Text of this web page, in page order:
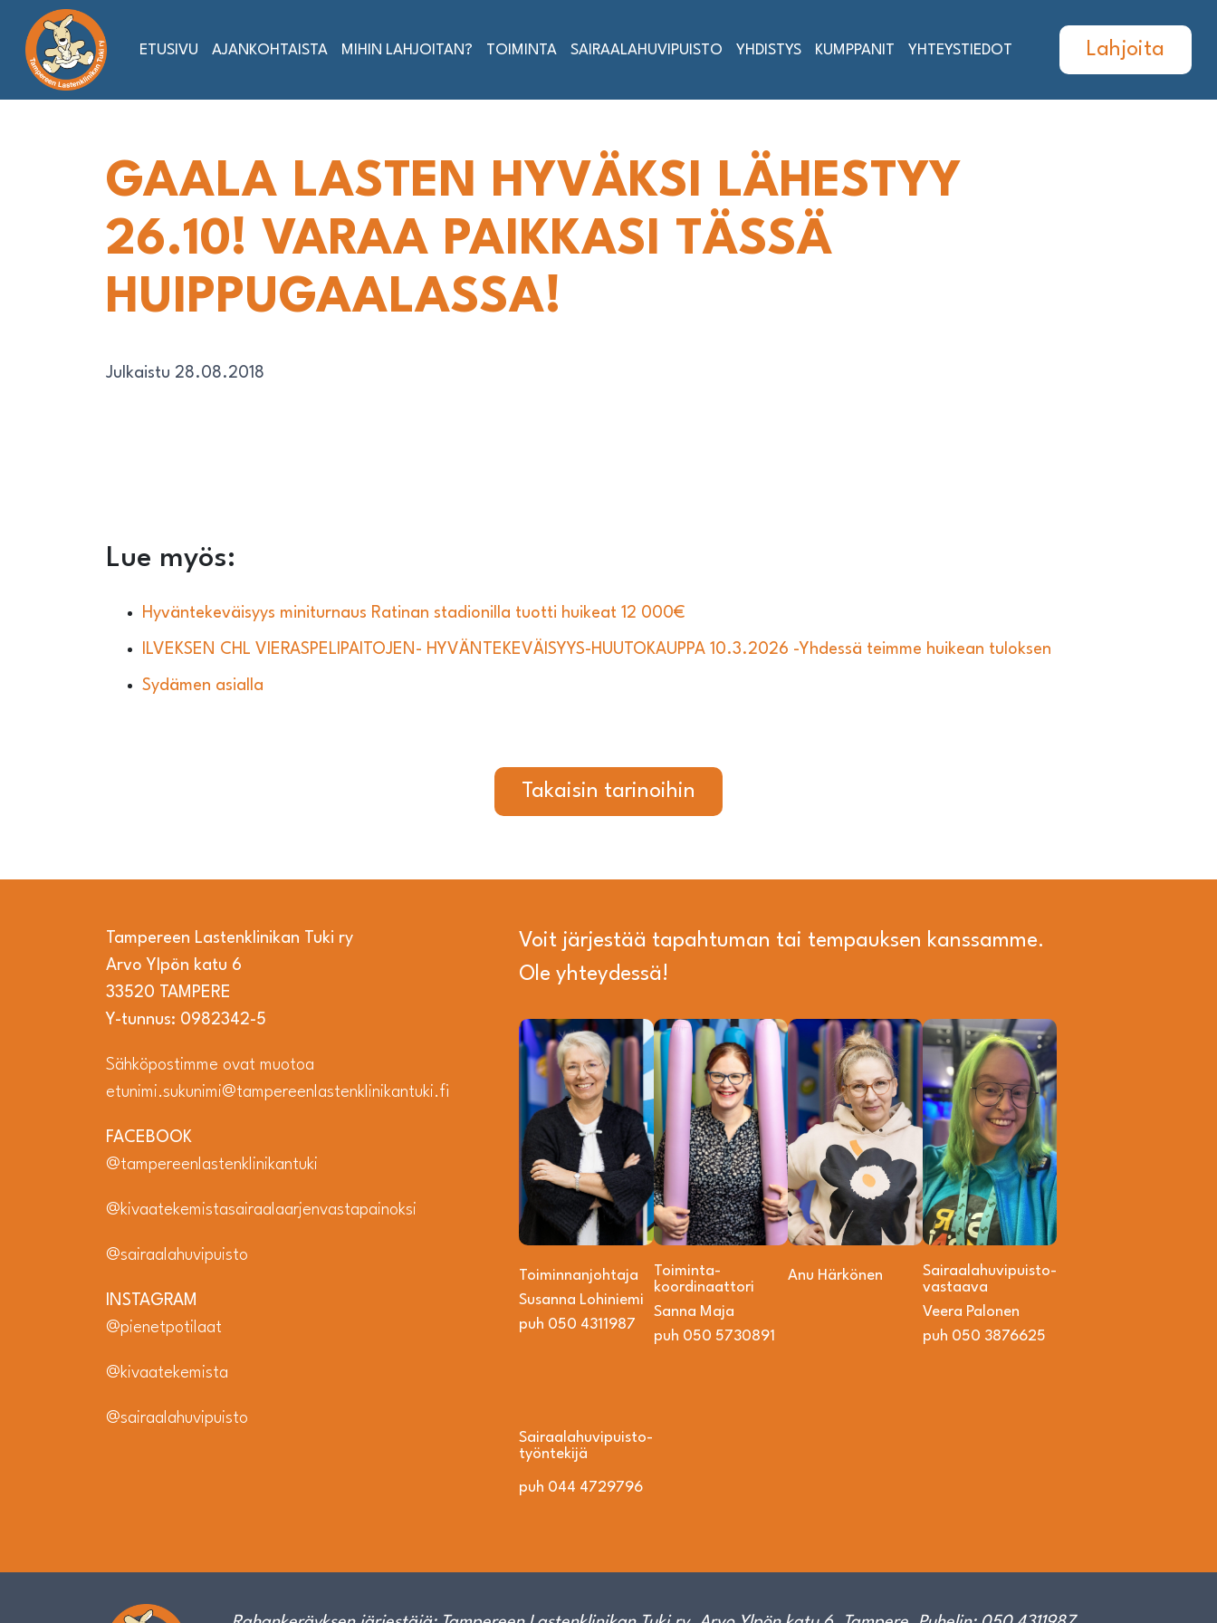
sisältöön
ETUSIVU AJANKOHTAISTA MIHIN LAHJOITAN? TOIMINTA SAIRAALAHUVIPUISTO YHDISTYS KUMPPANIT YHTEYSTIEDOT Lahjoita
GAALA LASTEN HYVÄKSI LÄHESTYY
26.10! VARAA PAIKKASI TÄSSÄ
HUIPPUGAALASSA!
Julkaistu 28.08.2018
Lue myös:
Hyväntekeväisyys miniturnaus Ratinan stadionilla tuotti huikeat 12 000€
ILVEKSEN CHL VIERASPELIPAITOJEN- HYVÄNTEKEVÄISYYS-HUUTOKAUPPA 10.3.2026 -Yhdessä teimme huikean tuloksen
Sydämen asialla
Takaisin tarinoihin
Tampereen Lastenklinikan Tuki ry
Arvo Ylpön katu 6
33520 TAMPERE
Y-tunnus: 0982342-5
Sähköpostimme ovat muotoa
etunimi.sukunimi@tampereenlastenklinikantuki.fi
FACEBOOK
@tampereenlastenklinikantuki
@kivaatekemistasairaalaarjenvastapainoksi
@sairaalahuvipuisto
INSTAGRAM
@pienetpotilaat
@kivaatekemista
@sairaalahuvipuisto
Voit järjestää tapahtuman tai tempauksen kanssamme.
Ole yhteydessä!
Toiminnanjohtaja
Susanna Lohiniemi
puh 050 4311987
Toiminta­­
koordinaattori
Sanna Maja
puh 050 5730891
Anu Härkönen
Sairaalahuvipuisto­
vastaava
Veera Palonen
puh 050 3876625
Sairaalahuvipuisto­
työntekijä
puh 044 4729796